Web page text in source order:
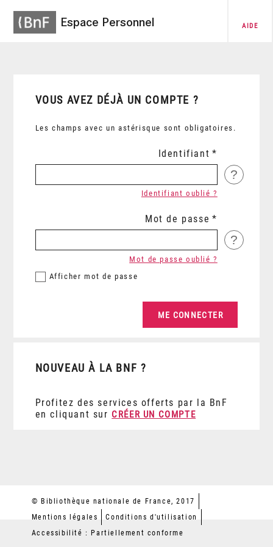
Espace Personnel AIDE
VOUS AVEZ DÉJÀ UN COMPTE ?
Les champs avec un astérisque sont obligatoires.
Identifiant
?
Identifiant oublié ?
Mot de passe
?
Afficher mot de passe
Mot de passe oublié ?
NOUVEAU À LA BNF ?
Profitez des services offerts par la BnF
en cliquant sur CRÉER UN COMPTE
© Bibliothèque nationale de France, 2017
Mentions légales
Conditions d'utilisation
Accessibilité : Partiellement conforme